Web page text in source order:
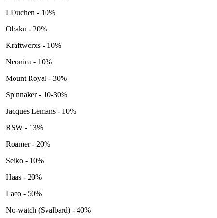
LDuchen - 10%
Obaku - 20%
Kraftworxs - 10%
Neonica - 10%
Mount Royal - 30%
Spinnaker - 10-30%
Jacques Lemans - 10%
RSW - 13%
Roamer - 20%
Seiko - 10%
Haas - 20%
Laco - 50%
No-watch (Svalbard) - 40%